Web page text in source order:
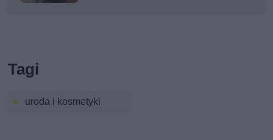
Tagi
uroda i kosmetyki